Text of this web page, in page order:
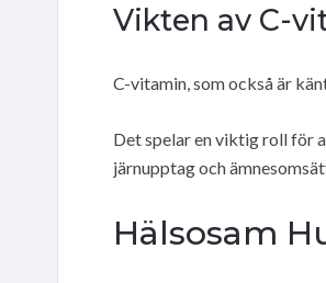
Vikten av C-
C-vitamin, som också är
Det spelar en viktig roll för
järnupptag och
Hälsosam